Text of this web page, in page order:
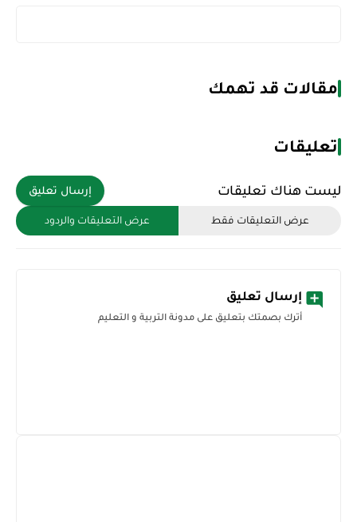
مقالات قد تهمك
تعليقات
ليست هناك تعليقات إرسال تعليق
عرض التعليقات فقط عرض التعليقات والردود
إرسال تعليق
أترك بصمتك بتعليق على مدونة التربية و التعليم